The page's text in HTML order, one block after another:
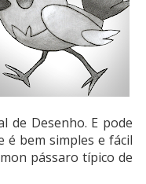
de Desenho. E pode
é bem simples e fácil
pássaro típico de